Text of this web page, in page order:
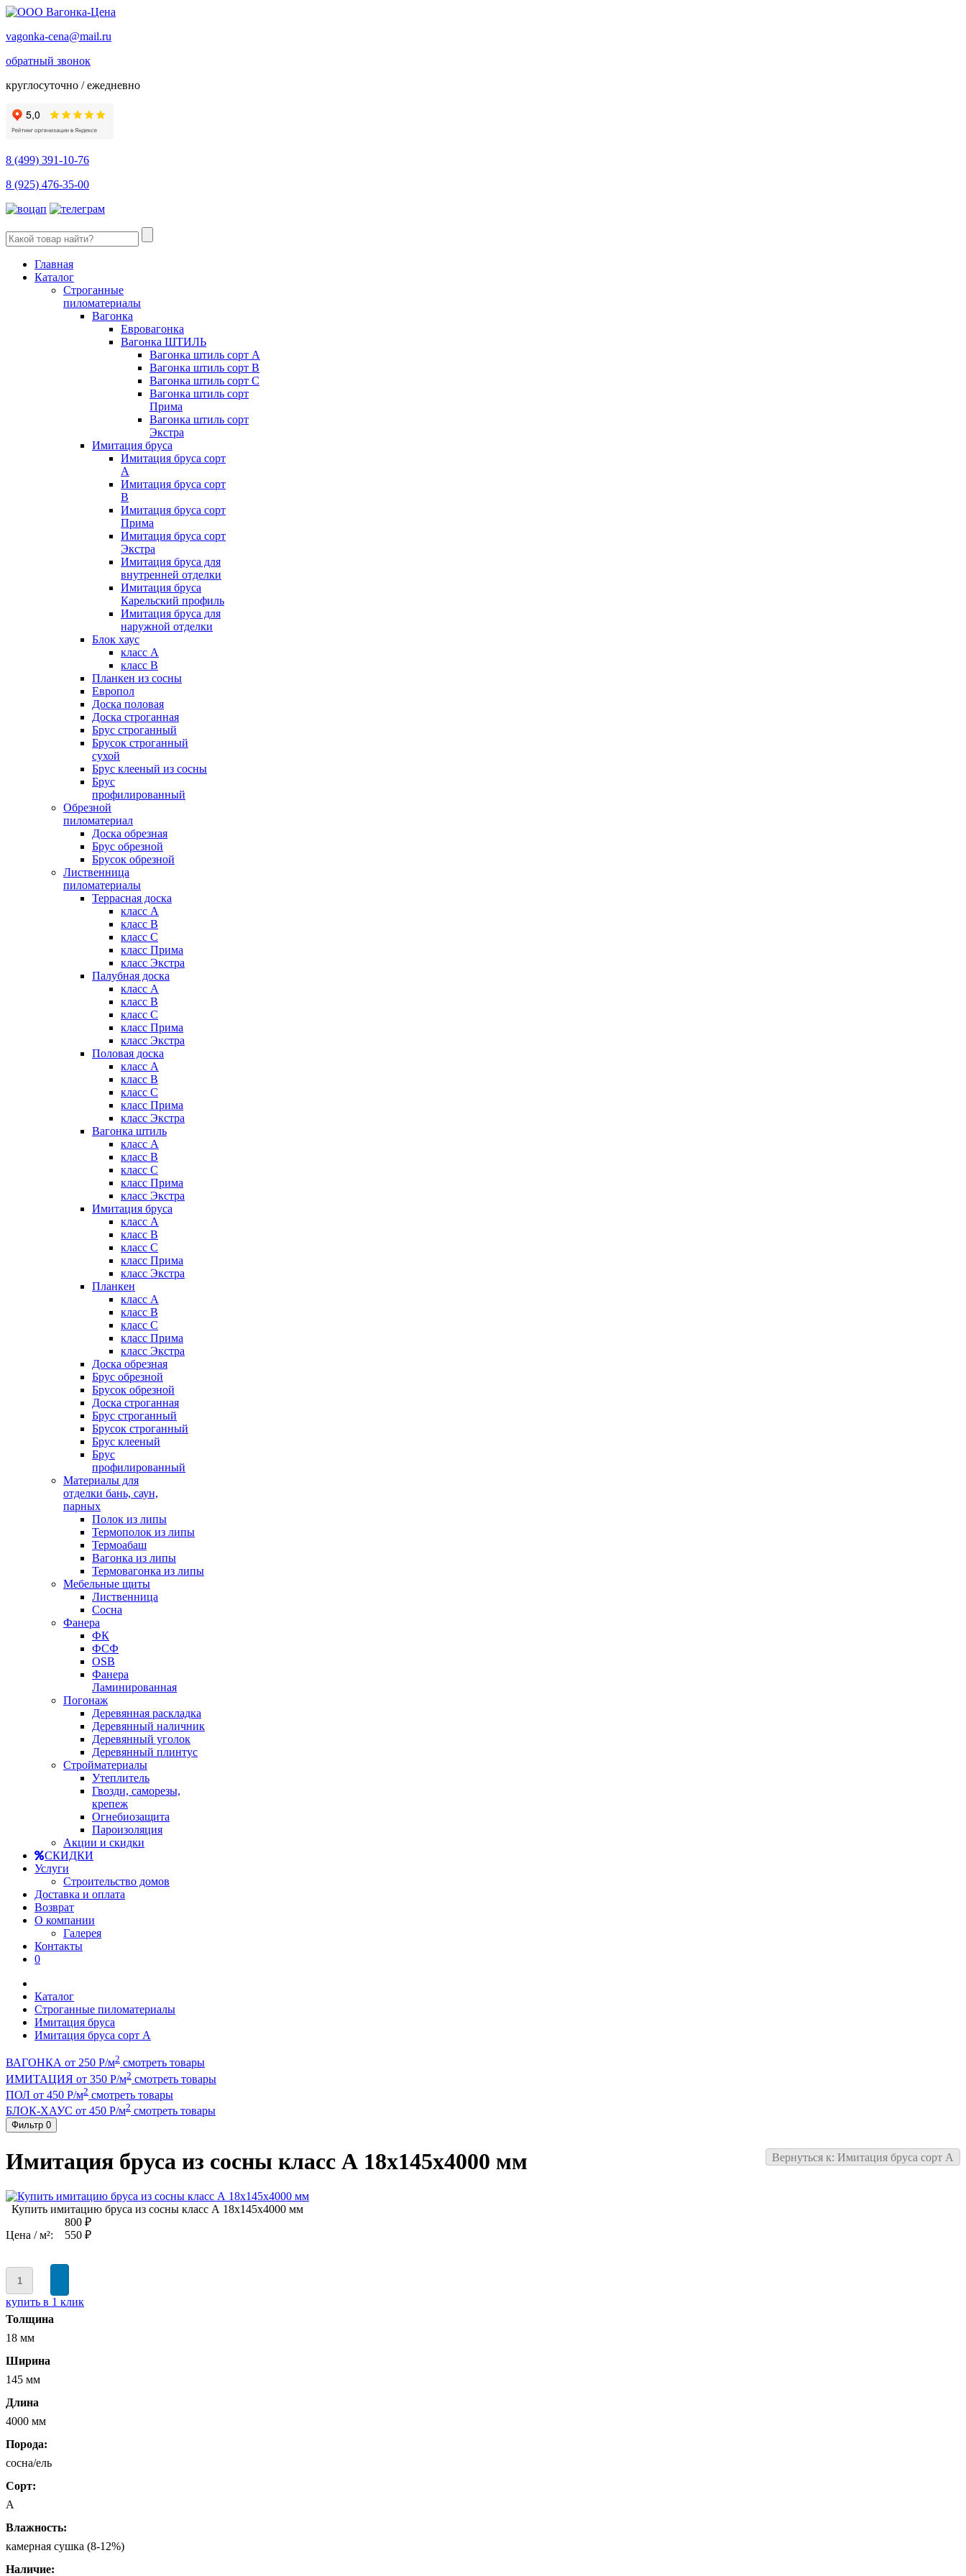
vagonka-cena@mail.ru
обратный звонок
круглосуточно / ежедневно
8 (499) 391-10-76
8 (925) 476-35-00
Главная
Каталог
Строганные
пиломатериалы
Вагонка
Евровагонка
Вагонка ШТИЛЬ
Вагонка штиль сорт А
Вагонка штиль сорт В
Вагонка штиль сорт С
Вагонка штиль сорт
Прима
Вагонка штиль сорт
Экстра
Имитация бруса
Имитация бруса сорт
А
Имитация бруса сорт
В
Имитация бруса сорт
Прима
Имитация бруса сорт
Экстра
Имитация бруса для
внутренней отделки
Имитация бруса
Карельский профиль
Имитация бруса для
наружной отделки
Блок хаус
класс А
класс В
Планкен из сосны
Европол
Доска половая
Доска строганная
Брус строганный
Брусок строганный
сухой
Брус клееный из сосны
Брус
профилированный
Обрезной
пиломатериал
Доска обрезная
Брус обрезной
Брусок обрезной
Лиственница
пиломатериалы
Террасная доска
класс А
класс B
класс C
класс Прима
класс Экстра
Палубная доска
класс А
класс B
класс C
класс Прима
класс Экстра
Половая доска
класс А
класс B
класс C
класс Прима
класс Экстра
Вагонка штиль
класс А
класс B
класс C
класс Прима
класс Экстра
Имитация бруса
класс А
класс B
класс C
класс Прима
класс Экстра
Планкен
класс А
класс B
класс C
класс Прима
класс Экстра
Доска обрезная
Брус обрезной
Брусок обрезной
Доска строганная
Брус строганный
Брусок строганный
Брус клееный
Брус
профилированный
Материалы для
отделки бань, саун,
парных
Полок из липы
Термополок из липы
Термоабаш
Вагонка из липы
Термовагонка из липы
Мебельные щиты
Лиственница
Сосна
Фанера
ФК
ФСФ
OSB
Фанера
Ламинированная
Погонаж
Деревянная раскладка
Деревянный наличник
Деревянный уголок
Деревянный плинтус
Стройматериалы
Утеплитель
Гвозди, саморезы,
крепеж
Огнебиозащита
Пароизоляция
Акции и скидки
СКИДКИ
Услуги
Строительство домов
Доставка и оплата
Возврат
О компании
Галерея
Контакты
0
Каталог
Строганные пиломатериалы
Имитация бруса
Имитация бруса сорт А
ВАГОНКА от 250 Р/м2 смотреть товары
ИМИТАЦИЯ от 350 Р/м2 смотреть товары
ПОЛ от 450 Р/м2 смотреть товары
БЛОК-ХАУС от 450 Р/м2 смотреть товары
Фильтр 0
Вернуться к: Имитация бруса сорт А
Имитация бруса из сосны класс А 18x145x4000 мм
Купить имитацию бруса из сосны класс А 18x145x4000 мм
800 ₽
Цена / м²:
550 ₽
купить в 1 клик
Толщина
18 мм
Ширина
145 мм
Длина
4000 мм
Порода:
сосна/ель
Сорт:
А
Влажность:
камерная сушка (8-12%)
Наличие: